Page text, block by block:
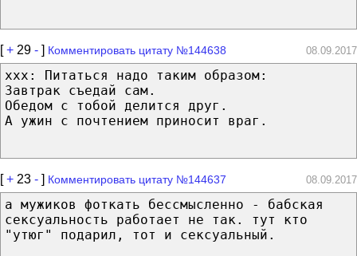
[+ 29 - ] Комментировать цитату №144638 08.09.2017
xxx: Питаться надо таким образом:
Завтрак съедай сам.
Обедом с тобой делится друг.
А ужин с почтением приносит враг.
[+ 23 - ] Комментировать цитату №144637 08.09.2017
а мужиков фоткать бессмысленно - бабская
сексуальность работает не так. тут кто
"утюг" подарил, тот и сексуальный.